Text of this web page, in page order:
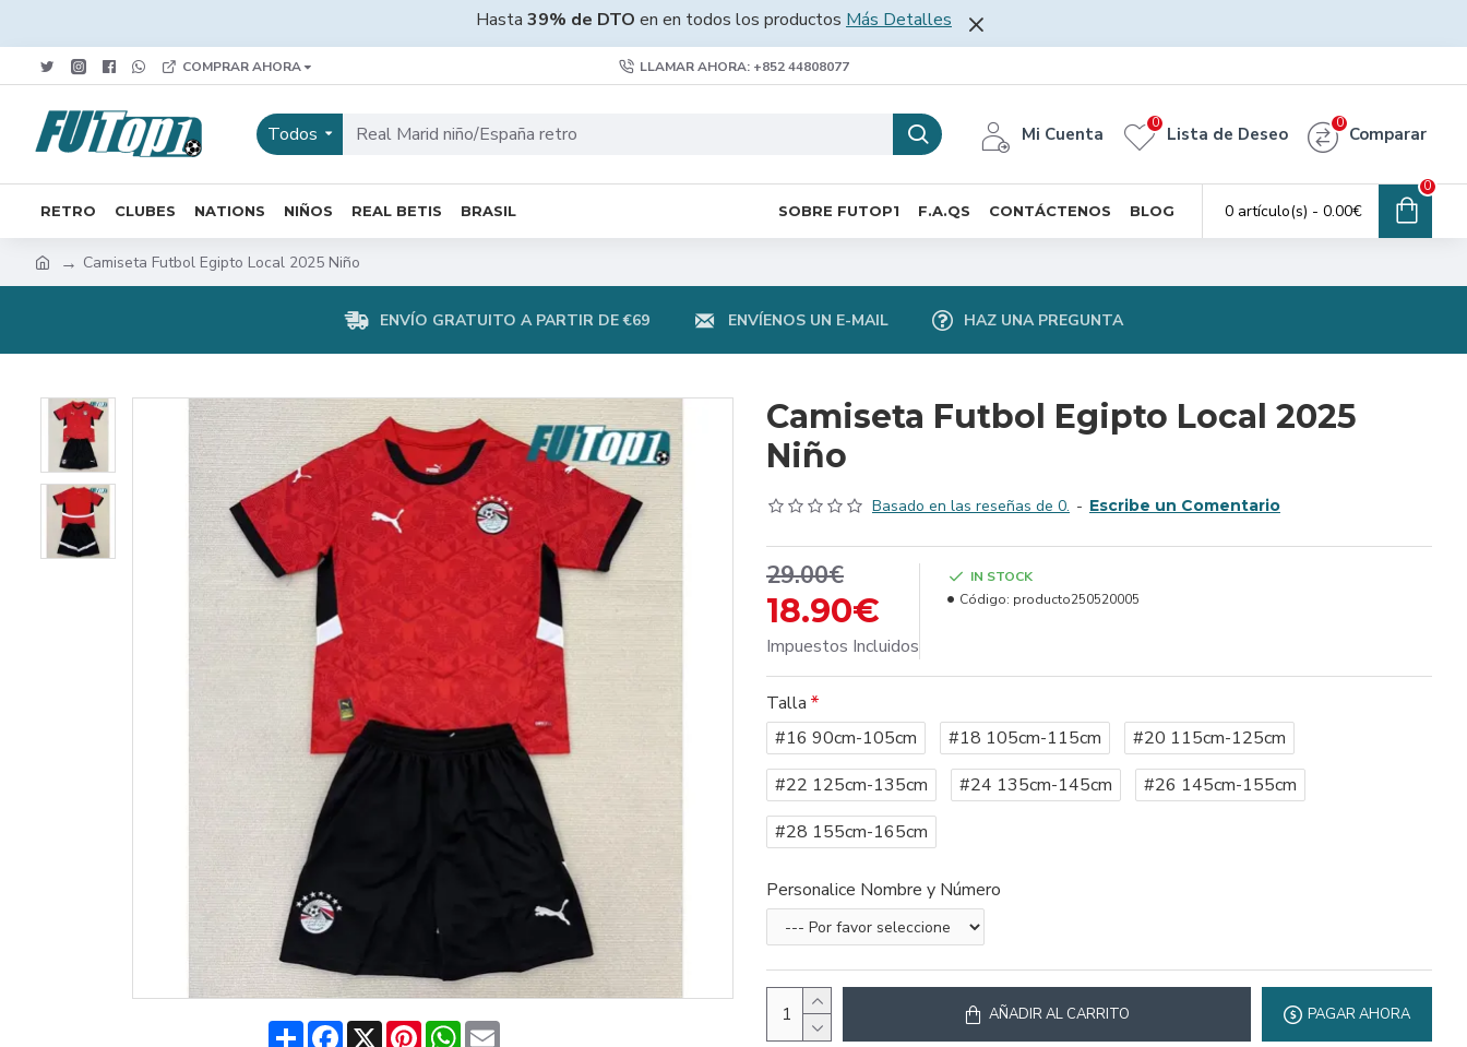
Hasta 39% de DTO en en todos los productos Más Detalles
COMPRAR AHORA LLAMAR AHORA: +852 44808077
Todos Mi Cuenta Lista de Deseo
0
Comparar
0
RETRO CLUBES NATIONS NIÑOS REAL BETIS BRASIL SOBRE FUTOP1 F.A.QS CONTÁCTENOS BLOG 0 artículo(s) - 0.00€
0
Camiseta Futbol Egipto Local 2025 Niño
ENVÍO GRATUITO A PARTIR DE €69 ENVÍENOS UN E-MAIL HAZ UNA PREGUNTA
ShareFacebook
X PinterestWhatsApp
Email
Camiseta Futbol Egipto Local 2025
Niño
Basado en las reseñas de 0. - Escribe un Comentario
18.90€
29.00€
Impuestos Incluidos
IN STOCK
Código: producto250520005
Talla
#16 90cm-105cm
#18 105cm-115cm
#20 115cm-125cm
#22 125cm-135cm
#24 135cm-145cm
#26 145cm-155cm
#28 155cm-165cm
Personalice Nombre y Número
AÑADIR AL CARRITO PAGAR AHORA